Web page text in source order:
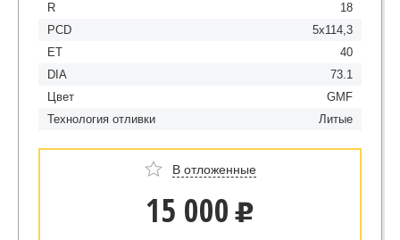
R
18
PCD
5x114,3
ET
40
DIA
73.1
Цвет
GMF
Технология отливки
Литые
В отложенные
15 000 u